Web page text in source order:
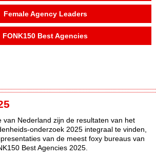
Female Agency Leaders
FONK150 Best Agencies
van Nederland zijn de resultaten van het
onderzoek 2025 integraal te vinden,
van de meest foxy bureaus van
Best Agencies 2025.